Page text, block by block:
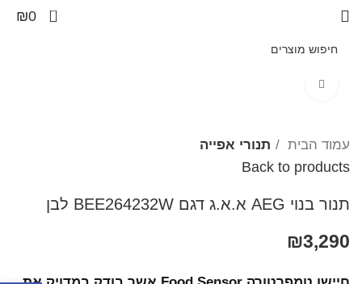
0
₪0
עמוד הבית תנורי אפייה
Back to products
תנור בנוי AEG א.א.ג דגם BEE264232W לבן
₪3,290